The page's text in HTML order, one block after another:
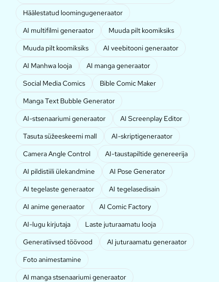
Häälestatud loomingugeneraator
AI multifilmi generaator
Muuda pilt koomiksiks
Muuda pilt koomiksiks
AI veebitooni generaator
AI Manhwa looja
AI manga generaator
Social Media Comics
Bible Comic Maker
Manga Text Bubble Generator
AI-stsenaariumi generaator
AI Screenplay Editor
Tasuta süžeeskeemi mall
AI-skriptigeneraator
Camera Angle Control
AI-taustapiltide genereerija
AI pildistiili ülekandmine
AI Pose Generator
AI tegelaste generaator
AI tegelasedisain
AI anime generaator
AI Comic Factory
AI-lugu kirjutaja
Laste juturaamatu looja
Generatiivsed töövood
AI juturaamatu generaator
Foto animestamine
AI manga stsenaariumi generaator